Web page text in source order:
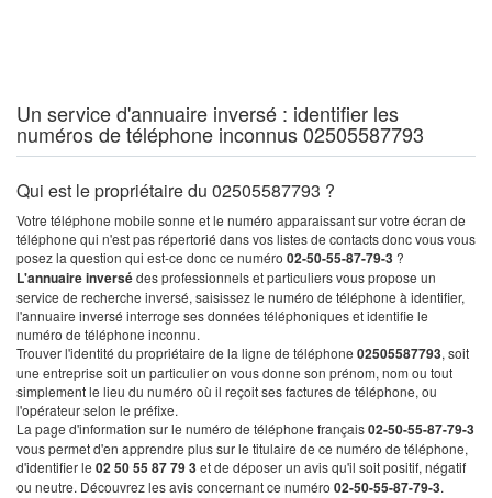
Un service d'annuaire inversé : identifier les
numéros de téléphone inconnus 02505587793
Qui est le propriétaire du 02505587793 ?
Votre téléphone mobile sonne et le numéro apparaissant sur votre écran de
téléphone qui n'est pas répertorié dans vos listes de contacts donc vous vous
posez la question qui est-ce donc ce numéro 02-50-55-87-79-3 ?
L'annuaire inversédes professionnels et particuliers vous propose un
service de recherche inversé, saisissez le numéro de téléphone à identifier,
l'annuaire inversé interroge ses données téléphoniques et identifie le
numéro de téléphone inconnu.
Trouver l'identité du propriétaire de la ligne de téléphone 02505587793, soit
une entreprise soit un particulier on vous donne son prénom, nom ou tout
simplement le lieu du numéro où il reçoit ses factures de téléphone, ou
l'opérateur selon le préfixe.
La page d'information sur le numéro de téléphone français02-50-55-87-79-3
vous permet d'en apprendre plus sur le titulaire de ce numéro de téléphone,
d'identifier le 02 50 55 87 79 3et de déposer un avis qu'il soit positif, négatif
ou neutre. Découvrez les avis concernant ce numéro 02-50-55-87-79-3.